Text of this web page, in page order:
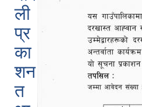
ली
प्र
का
शन
त